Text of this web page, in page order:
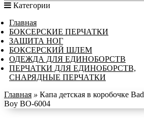
Категории
Главная
БОКСЕРСКИЕ ПЕРЧАТКИ
ЗАЩИТА НОГ
БОКСЕРСКИЙ ШЛЕМ
ОДЕЖДА ДЛЯ ЕДИНОБОРСТВ
ПЕРЧАТКИ ДЛЯ ЕДИНОБОРСТВ,
СНАРЯДНЫЕ ПЕРЧАТКИ
Главная » Капа детская в коробочке Bad
Boy BO-6004